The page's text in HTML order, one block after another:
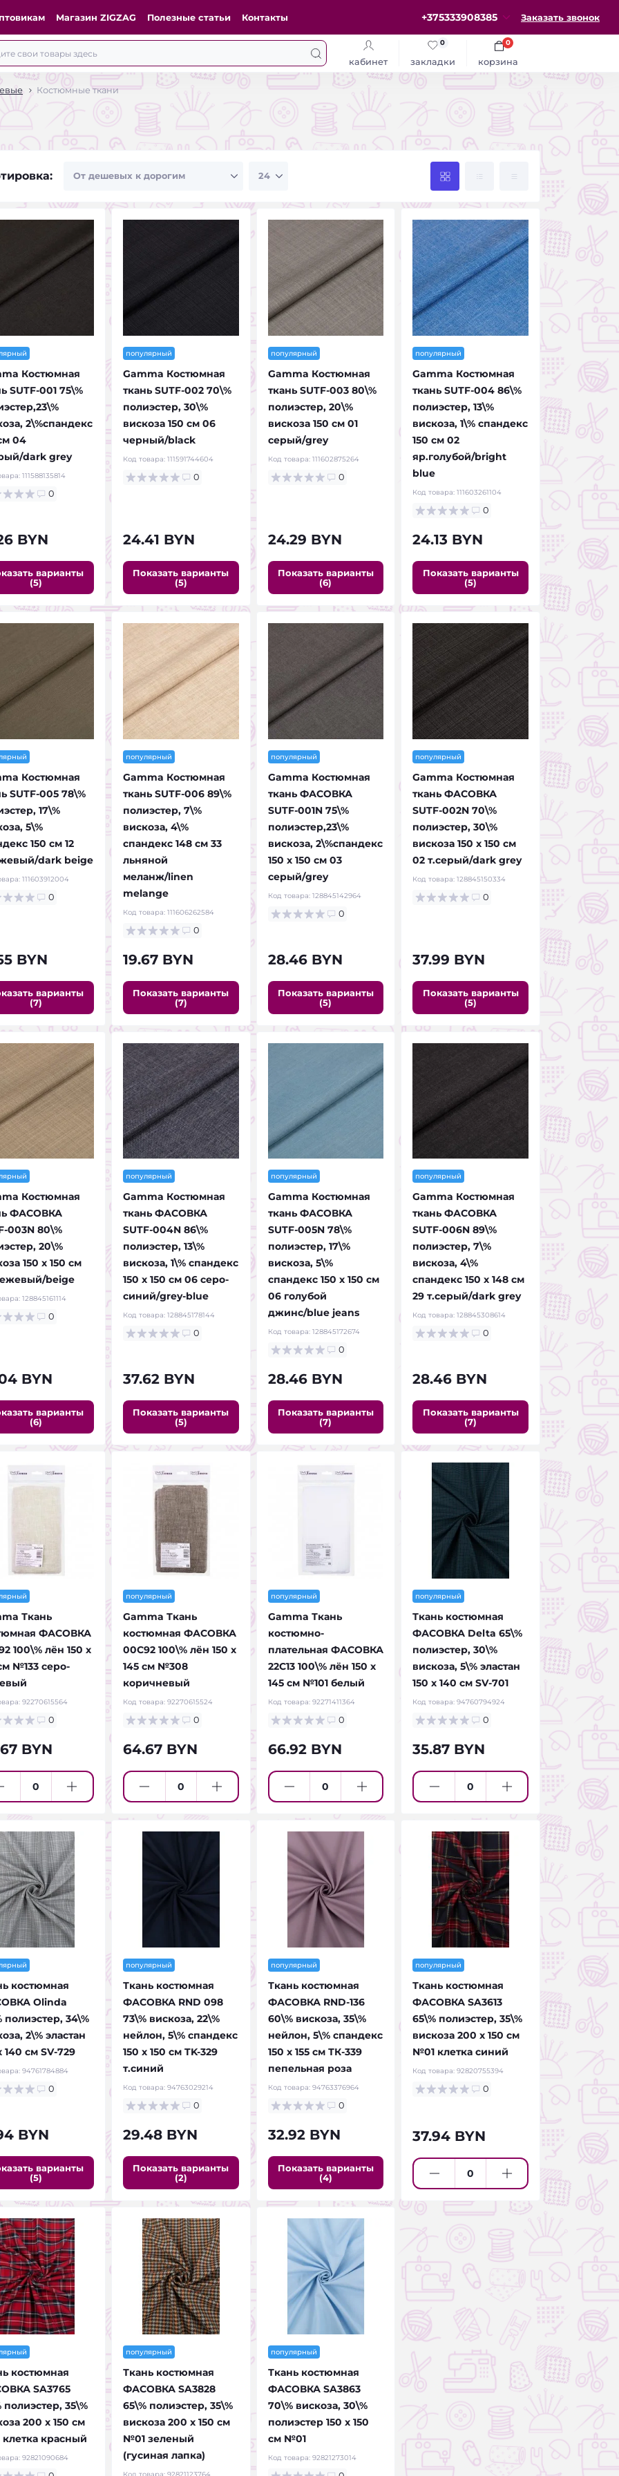
Магазин ZIGZAG Полезные статьи Контакты +375333908385 Заказать звонок
кабинет закладки
0
корзина
0
Костюмные ткани
Костюмная
SUTF-001 75\%
2\%спандекс
04
dark grey
111588135814
0
BYN
варианты
(5)
популярный
Gamma Костюмная
ткань SUTF-002 70\%
полиэстер, 30\%
вискоза 150 см 06
черный/black
Код товара: 111591744604
0
24.41 BYN
Показать варианты
(5)
популярный
Gamma Костюмная
ткань SUTF-003 80\%
полиэстер, 20\%
вискоза 150 см 01
серый/grey
Код товара: 111602875264
0
24.29 BYN
Показать варианты
(6)
популярный
Gamma Костюмная
ткань SUTF-004 86\%
полиэстер, 13\%
вискоза, 1\% спандекс
150 см 02
яр.голубой/bright
blue
Код товара:111603261104
0
24.13 BYN
Показать варианты
(5)
Костюмная
SUTF-005 78\%
17\%
5\%
150 см 12
dark beige
111603912004
0
BYN
варианты
(7)
популярный
Gamma Костюмная
ткань SUTF-006 89\%
полиэстер, 7\%
вискоза, 4\%
спандекс 148 см 33
льняной
меланж/linen
melange
Код товара: 111606262584
0
19.67 BYN
Показать варианты
(7)
популярный
Gamma Костюмная
ткань ФАСОВКА
SUTF-001N 75\%
полиэстер,23\%
вискоза, 2\%спандекс
150 х 150 см 03
серый/grey
Код товара: 128845142964
0
28.46 BYN
Показать варианты
(5)
популярный
Gamma Костюмная
ткань ФАСОВКА
SUTF-002N 70\%
полиэстер, 30\%
вискоза 150 х 150 см
02 т.серый/dark grey
Код товара:128845150334
0
37.99 BYN
Показать варианты
(5)
Костюмная
ФАСОВКА
003N 80\%
20\%
150 х 150 см
beige
128845161114
0
BYN
варианты
(6)
популярный
Gamma Костюмная
ткань ФАСОВКА
SUTF-004N 86\%
полиэстер, 13\%
вискоза, 1\% спандекс
150 х 150 см 06 серо-
синий/grey-blue
Код товара: 128845178144
0
37.62 BYN
Показать варианты
(5)
популярный
Gamma Костюмная
ткань ФАСОВКА
SUTF-005N 78\%
полиэстер, 17\%
вискоза, 5\%
спандекс 150 х 150 см
06 голубой
джинс/blue jeans
Код товара: 128845172674
0
28.46 BYN
Показать варианты
(7)
популярный
Gamma Костюмная
ткань ФАСОВКА
SUTF-006N 89\%
полиэстер, 7\%
вискоза, 4\%
спандекс 150 х 148 см
29 т.серый/dark grey
Код товара:128845308614
0
28.46 BYN
Показать варианты
(7)
Ткань
ФАСОВКА
100\% лён 150 х
№133 серо-
92270615564
0
BYN
популярный
Gamma Ткань
костюмная ФАСОВКА
00С92 100\% лён 150 х
145 см №308
коричневый
Код товара: 92270615524
0
64.67 BYN
популярный
Gamma Ткань
костюмно-
плательная ФАСОВКА
22С13 100\% лён 150 х
145 см №101 белый
Код товара: 92271411364
0
66.92 BYN
популярный
Ткань костюмная
ФАСОВКА Delta 65\%
полиэстер, 30\%
вискоза, 5\% эластан
150 х 140 см SV-701
Код товара:94760794924
0
35.87 BYN
костюмная
Olinda
полиэстер, 34\%
2\% эластан
140 см SV-729
94761784884
0
BYN
варианты
(5)
популярный
Ткань костюмная
ФАСОВКА RND 098
73\% вискоза, 22\%
нейлон, 5\% спандекс
150 х 150 см TK-329
т.синий
Код товара: 94763029214
0
29.48 BYN
Показать варианты
(2)
популярный
Ткань костюмная
ФАСОВКА RND-136
60\% вискоза, 35\%
нейлон, 5\% спандекс
150 х 155 см ТК-339
пепельная роза
Код товара: 94763376964
0
32.92 BYN
Показать варианты
(4)
популярный
Ткань костюмная
ФАСОВКА SA3613
65\% полиэстер, 35\%
вискоза 200 х 150 см
№01 клетка синий
Код товара:92820755394
0
37.94 BYN
костюмная
SA3765
полиэстер, 35\%
200 х 150 см
красный
92821090684
популярный
Ткань костюмная
ФАСОВКА SA3828
65\% полиэстер, 35\%
вискоза 200 х 150 см
№01 зеленый
(гусиная лапка)
Код товара: 92821123764
популярный
Ткань костюмная
ФАСОВКА SA3863
70\% вискоза, 30\%
полиэстер 150 х 150
см №01
Код товара: 92821273014